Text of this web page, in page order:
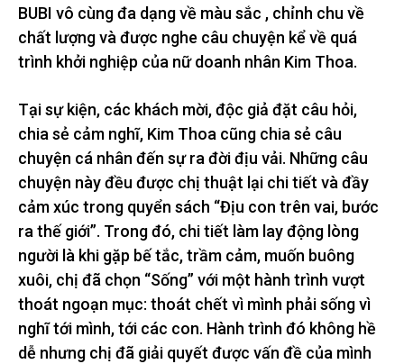
BUBI vô cùng đa dạng về màu sắc , chỉnh chu về
chất lượng và được nghe câu chuyện kể về quá
trình khởi nghiệp của nữ doanh nhân Kim Thoa.
Tại sự kiện, các khách mời, độc giả đặt câu hỏi,
chia sẻ cảm nghĩ, Kim Thoa cũng chia sẻ câu
chuyện cá nhân đến sự ra đời địu vải. Những câu
chuyện này đều được chị thuật lại chi tiết và đầy
cảm xúc trong quyển sách “Địu con trên vai, bước
ra thế giới”. Trong đó, chi tiết làm lay động lòng
người là khi gặp bế tắc, trầm cảm, muốn buông
xuôi, chị đã chọn “Sống” với một hành trình vượt
thoát ngoạn mục: thoát chết vì mình phải sống vì
nghĩ tới mình, tới các con. Hành trình đó không hề
dễ nhưng chị đã giải quyết được vấn đề của mình